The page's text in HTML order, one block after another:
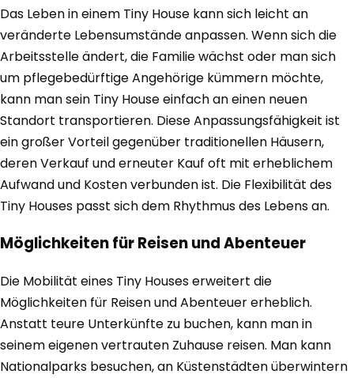
Das Leben in einem Tiny House kann sich leicht an
veränderte Lebensumstände anpassen. Wenn sich die
Arbeitsstelle ändert, die Familie wächst oder man sich
um pflegebedürftige Angehörige kümmern möchte,
kann man sein Tiny House einfach an einen neuen
Standort transportieren. Diese Anpassungsfähigkeit ist
ein großer Vorteil gegenüber traditionellen Häusern,
deren Verkauf und erneuter Kauf oft mit erheblichem
Aufwand und Kosten verbunden ist. Die Flexibilität des
Tiny Houses passt sich dem Rhythmus des Lebens an.
Möglichkeiten für Reisen und Abenteuer
Die Mobilität eines Tiny Houses erweitert die
Möglichkeiten für Reisen und Abenteuer erheblich.
Anstatt teure Unterkünfte zu buchen, kann man in
seinem eigenen vertrauten Zuhause reisen. Man kann
Nationalparks besuchen, an Küstenstädten überwintern